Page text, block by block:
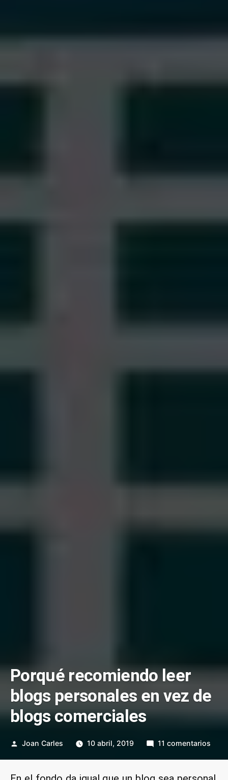
Porqué recomiendo leer
blogs personales en vez de
blogs comerciales
Publicado
Joan Carles 10 abril, 2019 11 comentarios